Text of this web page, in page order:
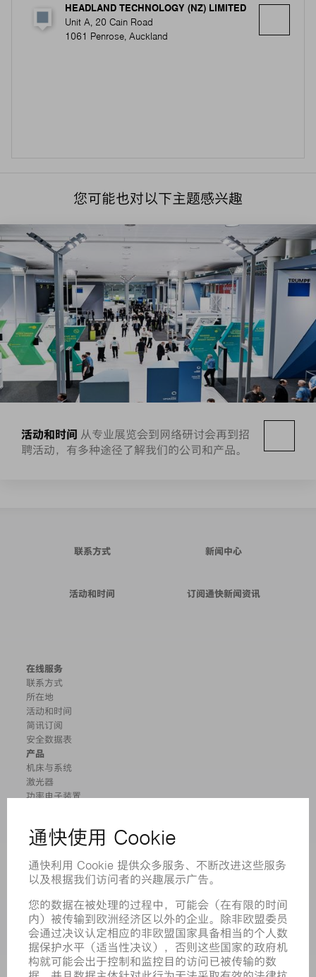
HEADLAND TECHNOLOGY (NZ) LIMITED
Unit A, 20 Cain Road
1061 Penrose, Auckland
您可能也对以下主题感兴趣
活动和时间 从专业展览会到网络研讨会再到招
聘活动，有多种途径了解我们的公司和产品。
联系方式 新闻中心
活动和时间 订阅通快新闻资讯
在线服务
联系方式
所在地
活动和时间
简讯订阅
安全数据表
产品
机床与系统
激光器
功率电子装置
软件
应用
行业
职业发展
招聘职位
企业简介
董事会
业务报告